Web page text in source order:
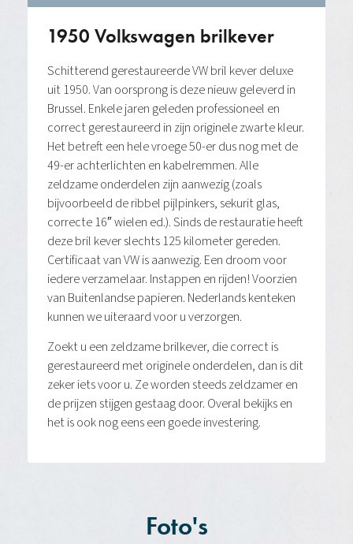
1950 Volkswagen brilkever
Schitterend gerestaureerde VW bril kever deluxe
uit 1950. Van oorsprong is deze nieuw geleverd in
Brussel. Enkele jaren geleden professioneel en
correct gerestaureerd in zijn originele zwarte kleur.
Het betreft een hele vroege 50-er dus nog met de
49-er achterlichten en kabelremmen. Alle
zeldzame onderdelen zijn aanwezig (zoals
bijvoorbeeld de ribbel pijlpinkers, sekurit glas,
correcte 16″ wielen ed.). Sinds de restauratie heeft
deze bril kever slechts 125 kilometer gereden.
Certificaat van VW is aanwezig. Een droom voor
iedere verzamelaar. Instappen en rijden! Voorzien
van Buitenlandse papieren. Nederlands kenteken
kunnen we uiteraard voor u verzorgen.
Zoekt u een zeldzame brilkever, die correct is
gerestaureerd met originele onderdelen, dan is dit
zeker iets voor u. Ze worden steeds zeldzamer en
de prijzen stijgen gestaag door. Overal bekijks en
het is ook nog eens een goede investering.
Foto's